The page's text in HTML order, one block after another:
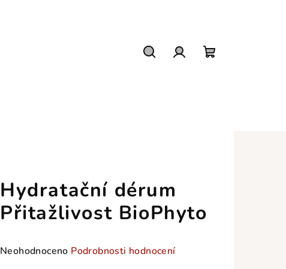
Hydratační dérum
Přitažlivost BioPhyto
Průměrné
Neohodnoceno Podrobnosti hodnocení